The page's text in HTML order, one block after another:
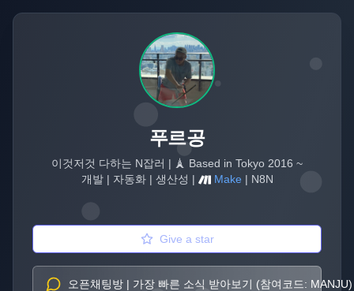
푸르공
이것저것 다하는 N잡러 | 🗼 Based in Tokyo 2016 ~
개발 | 자동화 | 생산성 |
Make | N8N
Give a star
오픈채팅방 | 가장 빠른 소식 받아보기 (참여코드: MANJU)